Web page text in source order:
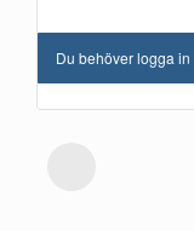
Du behöver logga in